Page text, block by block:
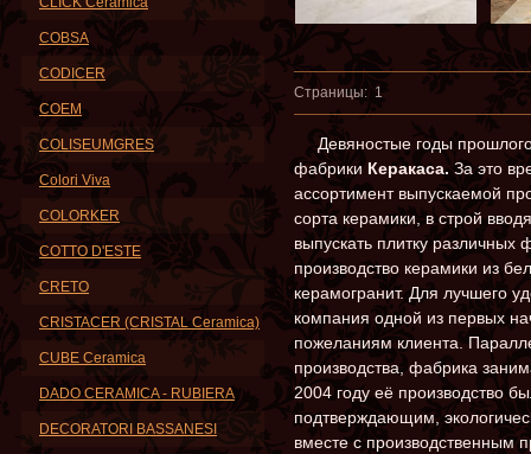
Страницы: 1
Девяностые годы прошлого
фабрики Керакаса. За это
ассортимент выпускаемой
сорта керамики, в строй
выпускать плитку
производство керамики из
керамогранит. Для лучшего
компания одной из первых
пожеланиям клиента.
производства, фабрика
2004 году её производство
подтверждающим,
вместе с производственным
COBSA
CODICER
COEM
COLISEUMGRES
Colori Viva
COLORKER
COTTO D'ESTE
CRETO
CRISTACER (CRISTAL Ceramica)
CUBE Ceramica
DADO CERAMICA - RUBIERA
DECORATORI BASSANESI